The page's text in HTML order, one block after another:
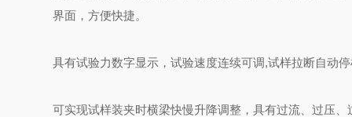
界面，方便快捷。
具有试验力数字显示，试验速度连续可调,试样拉断自动
可实现试样装夹时横梁快慢升降调整，具有过流、过压、